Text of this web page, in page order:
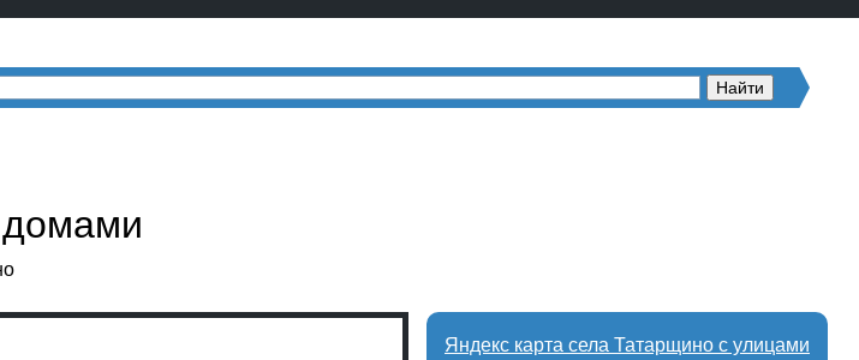
Яндекс карта села Татарщино с улицами